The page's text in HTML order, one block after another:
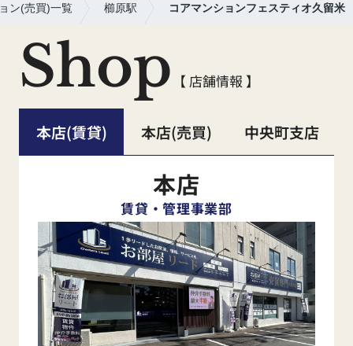
ン(売買)一覧 櫛原駅 コアマンションフェスティオ久留米
Shop 【 店舗情報 】
本店(賃貸) 本店(売買) 中央町支店
本店
賃貸・管理事業部